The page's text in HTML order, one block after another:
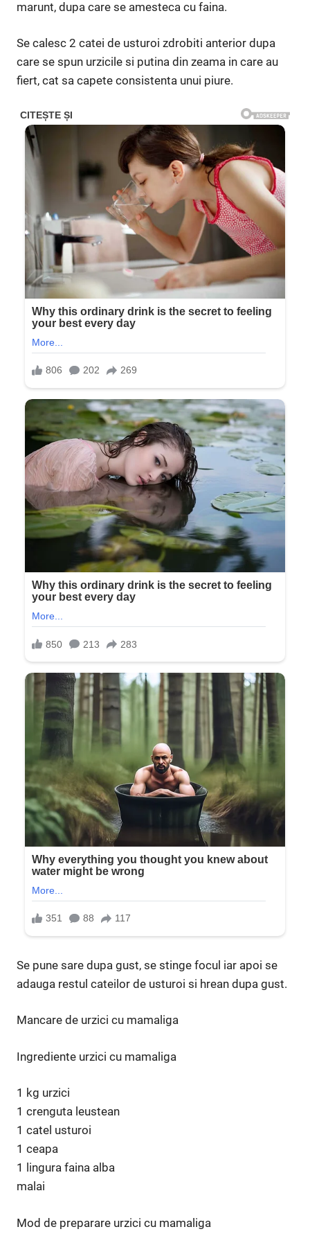
marunt, dupa care se amesteca cu faina.
Se calesc 2 catei de usturoi zdrobiti anterior dupa
care se spun urzicile si putina din zeama in care au
fiert, cat sa capete consistenta unui piure.
Se pune sare dupa gust, se stinge focul iar apoi se
adauga restul cateilor de usturoi si hrean dupa gust.
Mancare de urzici cu mamaliga
Ingrediente urzici cu mamaliga
1 kg urzici
1 crenguta leustean
1 catel usturoi
1 ceapa
1 lingura faina alba
malai
Mod de preparare urzici cu mamaliga